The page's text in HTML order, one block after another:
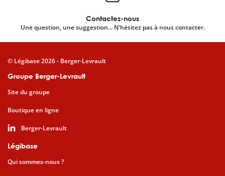
Contactez-nous
Une question, une suggestion... N'hésitez pas à nous contacter.
Groupe Berger-Levrault
Site du groupe
Boutique en ligne
Berger-Levrault
Légibase
Qui sommes-nous ?
© Légibase 2026 - Berger-Levrault